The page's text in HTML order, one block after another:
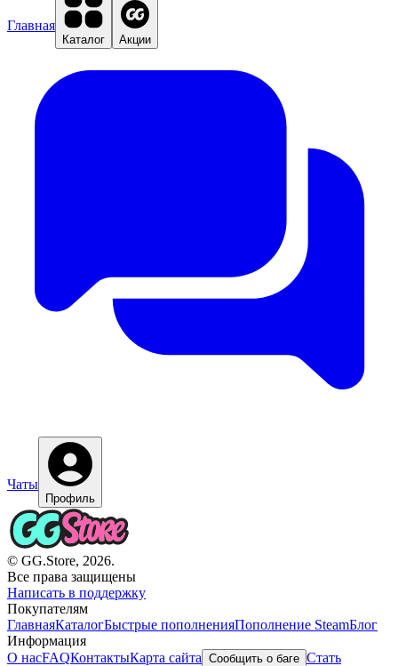
Главная
Каталог Акции
Чаты
Профиль
© GG.Store, 2026.
Все права защищены
Написать в поддержку
Покупателям
ГлавнаяКаталогБыстрые пополненияПополнение SteamБлог
Информация
О насFAQКонтактыКарта сайта Сообщить о баге Стать